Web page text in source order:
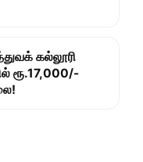
கல்லூரி
ரூ.17,000/-